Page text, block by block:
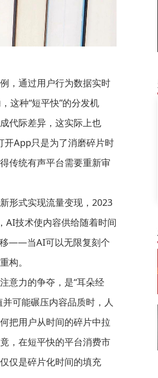
，通过用户行为数据实时
这种“短平快”的分发机
代际差异，这实际上也
开App只是为了消磨碎片时
传统有声平台需要重新审
形式实现流量变现，2023
AI技术使内容供给随着时间
移——当AI可以无限复刻个
构。
力的争夺，是“耳朵经
可能碾压内容品质时，人
把用户从时间的碎片中拉
，在短平快的平台消费市
仅是碎片化时间的填充